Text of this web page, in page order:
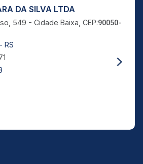
DA SILVA LTDA
549 - Cidade Baixa, CEP:90050-
RS